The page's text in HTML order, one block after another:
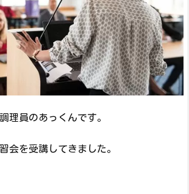
理員のあっくんです。
会を受講してきました。